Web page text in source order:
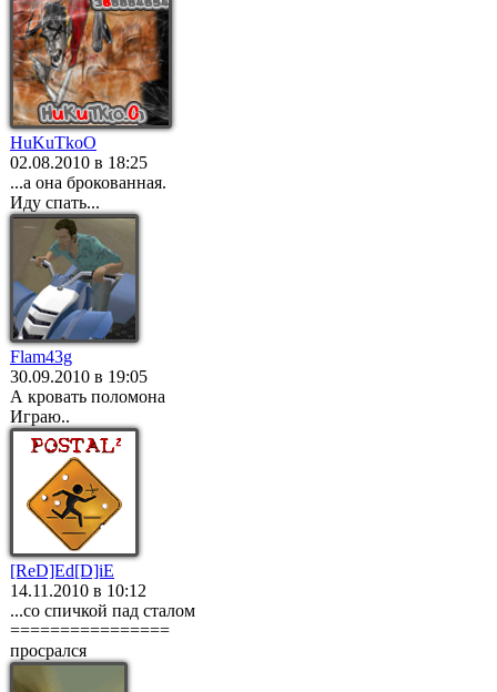
HuKuTkoO
02.08.2010 в 18:25
...а она брокованная.
Иду спать...
Flam43g
30.09.2010 в 19:05
А кровать поломона
Играю..
[ReD]Ed[D]iE
14.11.2010 в 10:12
...со спичкой пад сталом
================
просрался